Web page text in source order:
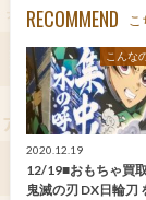
RECOMMEND こ
こんな
2020.12.19
12/19■おもちゃ買
鬼滅の刃 DX日輪刀